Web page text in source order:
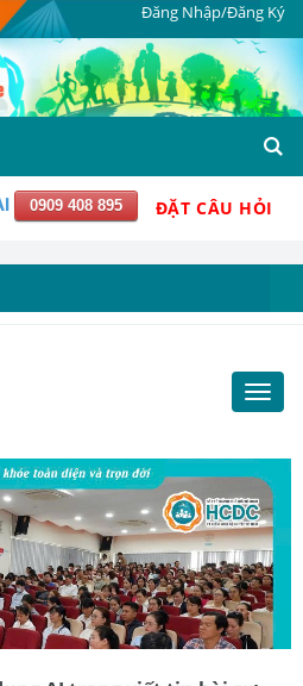
Đăng Nhập/Đăng Ký
0909 408 895 ĐẶT CÂU HỎI